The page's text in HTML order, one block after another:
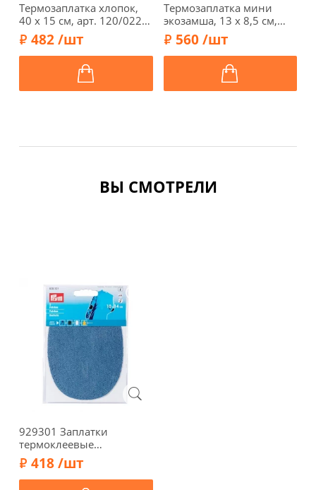
Термозаплатка хлопок,
40 х 15 см, арт. 120/022,
фиолетовый
482 /шт
Термозаплатка мини
экозамша, 13 х 8,5 см,
арт. 34-М/019, зеленый
защитный
560 /шт
ВЫ СМОТРЕЛИ
929301 Заплатки
термоклеевые
джинсовые 10*14см,
2шт, темно-синий цв.
Prym
418 /шт